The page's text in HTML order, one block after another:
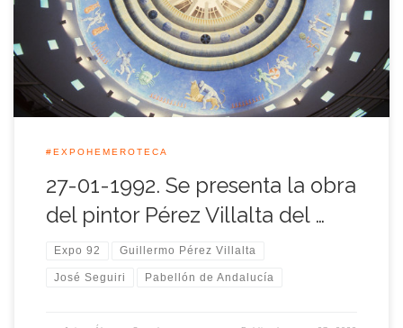
Expo, y que refiere los doces trabajos de Hércules asociados a
los signos del zodiaco. El artista gaditano se encontraba
trabajando […]
#EXPOHEMEROTECA
27-01-1992. Se presenta la obra
del pintor Pérez Villalta del …
Expo 92 Guillermo Pérez Villalta
José Seguiri Pabellón de Andalucía